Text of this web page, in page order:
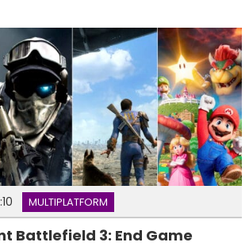
MULTIPLATFORM
Battlefield 3: End Game